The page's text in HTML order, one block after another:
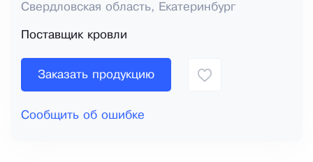
Свердловская область, Екатеринбург
Поставщик кровли
Заказать продукцию
Сообщить об ошибке